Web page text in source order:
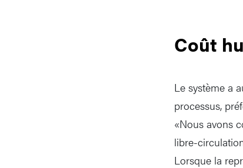
Coût
Le système a
processus,
«Nous avons
libre-
Lorsque la